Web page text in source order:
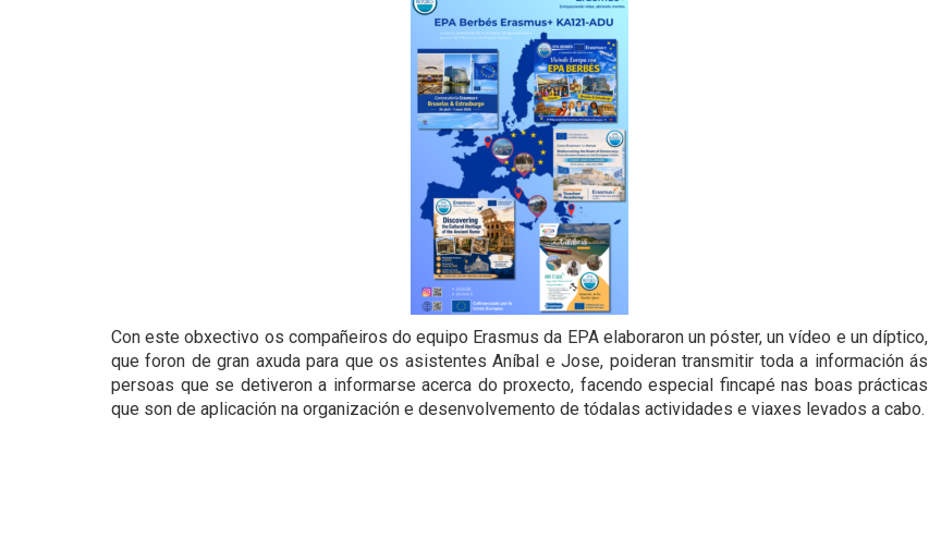
Con este obxectivo os compañeiros do equipo Erasmus da EPA elaboraron un póster, un vídeo e un díptico,
que foron de gran axuda para que os asistentes Aníbal e Jose, poideran transmitir toda a información ás
persoas que se detiveron a informarse acerca do proxecto, facendo especial fincapé nas boas prácticas
que son de aplicación na organización e desenvolvemento de tódalas actividades e viaxes levados a cabo.